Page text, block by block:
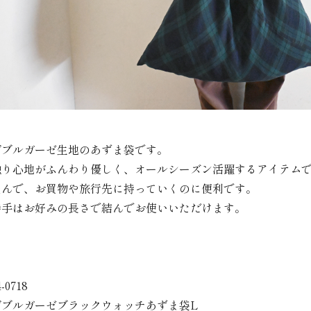
ルガーゼ生地のあずま袋です。
心地がふんわり優しく、オールシーズン活躍するアイテム
で、お買物や旅行先に持っていくのに便利です。
はお好みの長さで結んでお使いいただけます。
0718
ルガーゼブラックウォッチあずま袋L